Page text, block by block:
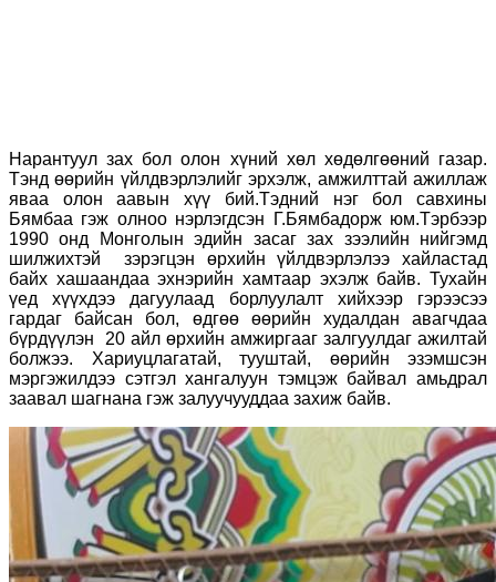
Нарантуул зах бол олон хүний хөл хөдөлгөөний газар.
Тэнд өөрийн үйлдвэрлэлийг эрхэлж, амжилттай ажиллаж
яваа олон аавын хүү бий.Тэдний нэг бол савхины
Бямбаа гэж олноо нэрлэгдсэн Г.Бямбадорж юм.Тэрбээр
1990 онд Монголын эдийн засаг зах зээлийн нийгэмд
шилжихтэй зэрэгцэн өрхийн үйлдвэрлэлээ хайластад
байх хашаандаа эхнэрийн хамтаар эхэлж байв. Тухайн
үед хүүхдээ дагуулаад борлуулалт хийхээр гэрээсээ
гардаг байсан бол, өдгөө өөрийн худалдан авагчдаа
бүрдүүлэн 20 айл өрхийн амжиргааг залгуулдаг ажилтай
болжээ. Хариуцлагатай, тууштай, өөрийн эзэмшсэн
мэргэжилдээ сэтгэл хангалуун тэмцэж байвал амьдрал
заавал шагнана гэж залуучууддаа захиж байв.